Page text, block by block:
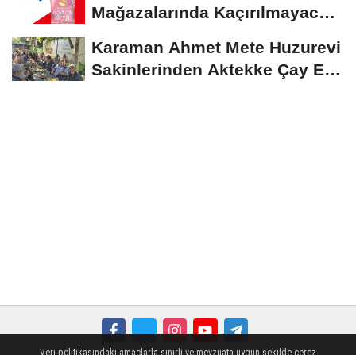
Mağazalarında Kaçırılmayacak
Karaman Ahmet Mete Huzurevi
Sakinlerinden Aktekke Çay Evi
Veri politikasındaki amaçlarla sınırlı ve mevzuata uygun şekilde çerez